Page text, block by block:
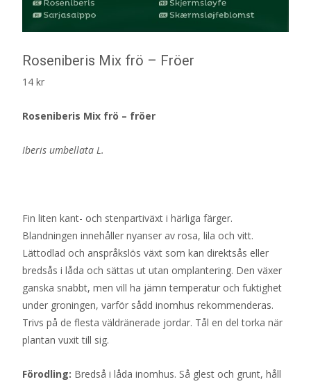
Roseniberis Mix frö – Fröer
14 kr
Roseniberis Mix frö – fröer
Iberis umbellata L.
Fin liten kant- och stenpartiväxt i härliga färger.
Blandningen innehåller nyanser av rosa, lila och vitt.
Lättodlad och anspråkslös växt som kan direktsås eller
bredsås i låda och sättas ut utan omplantering. Den växer
ganska snabbt, men vill ha jämn temperatur och fuktighet
under groningen, varför sådd inomhus rekommenderas.
Trivs på de flesta väldränerade jordar. Tål en del torka när
plantan vuxit till sig.
Förodling: Bredså i låda inomhus. Så glest och grunt, håll